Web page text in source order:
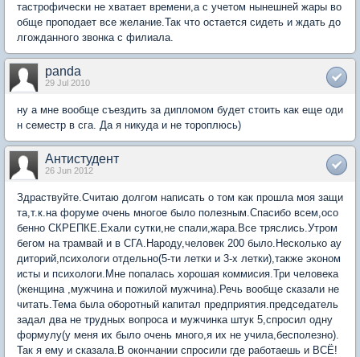
тастрофически не хватает времени,а с учетом нынешней жары во
обще проподает все желание.Так что остается сидеть и ждать до
лгожданного звонка с филиала.
panda
29 Jul 2010
ну а мне вообще съездить за дипломом будет стоить как еще оди
н семестр в сга. Да я никуда и не тороплюсь)
Антистудент
26 Jun 2012
Здраствуйте.Считаю долгом написать о том как прошла моя защи
та,т.к.на форуме очень многое было полезным.Спасибо всем,осо
бенно СКРЕПКЕ.Ехали сутки,не спали,жара.Все тряслись.Утром
бегом на трамвай и в СГА.Народу,человек 200 было.Несколько ау
диторий,психологи отдельно(5-ти летки и 3-х летки),также эконом
исты и психологи.Мне попалась хорошая коммисия.Три человека
(женщина ,мужчина и пожилой мужчина).Речь вообще сказали не
читать.Тема была оборотный капитал предприятия.председатель
задал два не трудных вопроса и мужчинка штук 5,спросил одну
формулу(у меня их было очень много,я их не учила,бесполезно).
Так я ему и сказала.В окончании спросили где работаешь и ВСЁ!